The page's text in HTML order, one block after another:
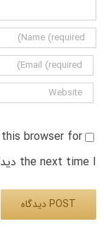
browser for
the next time I دیدگاه.